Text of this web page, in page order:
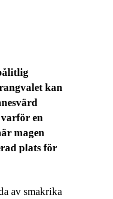
kan
en
magen
plats för
av smakrika